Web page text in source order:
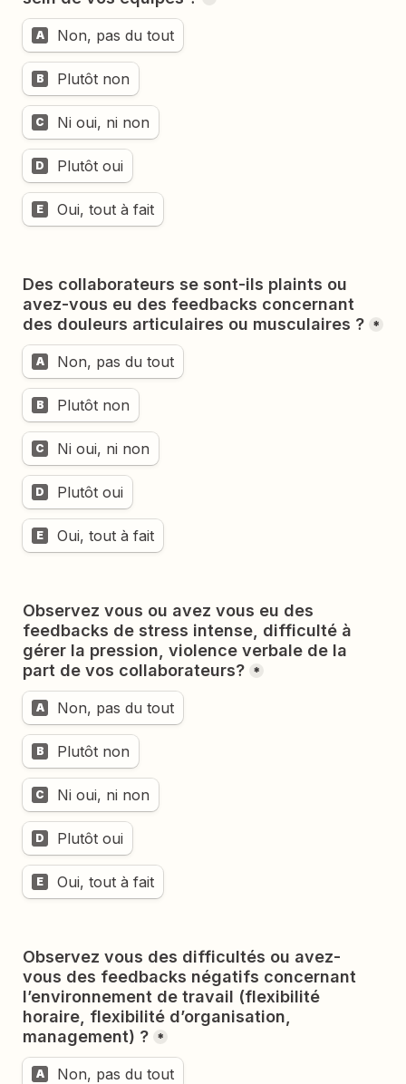
A Non, pas du tout
B Plutôt non
C Ni oui, ni non
D Plutôt oui
E Oui, tout à fait
Des collaborateurs se sont-ils plaints ou
avez-vous eu des feedbacks concernant
*
A Non, pas du tout
B Plutôt non
C Ni oui, ni non
D Plutôt oui
E Oui, tout à fait
Observez vous ou avez vous eu des
feedbacks de stress intense, difficulté à
gérer la pression, violence verbale de la
*
A Non, pas du tout
B Plutôt non
C Ni oui, ni non
D Plutôt oui
E Oui, tout à fait
Observez vous des difficultés ou avez-
vous des feedbacks négatifs concernant
l’environnement de travail (flexibilité
horaire, flexibilité d’organisation,
*
A Non, pas du tout